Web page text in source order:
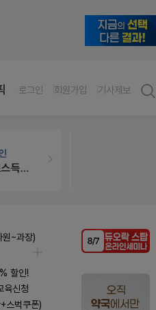
로그인 회원가입 기사제보
경단녀요건중 근로스득원천징수액
원~과장)
할인!
신청
스벅쿠폰)